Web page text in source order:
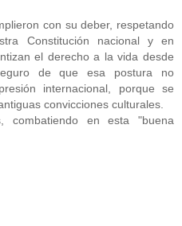
con su deber, respetando
Constitución nacional y en
el derecho a la vida desde
de que esa postura no
internacional, porque se
convicciones culturales.
combatiendo en esta "buena